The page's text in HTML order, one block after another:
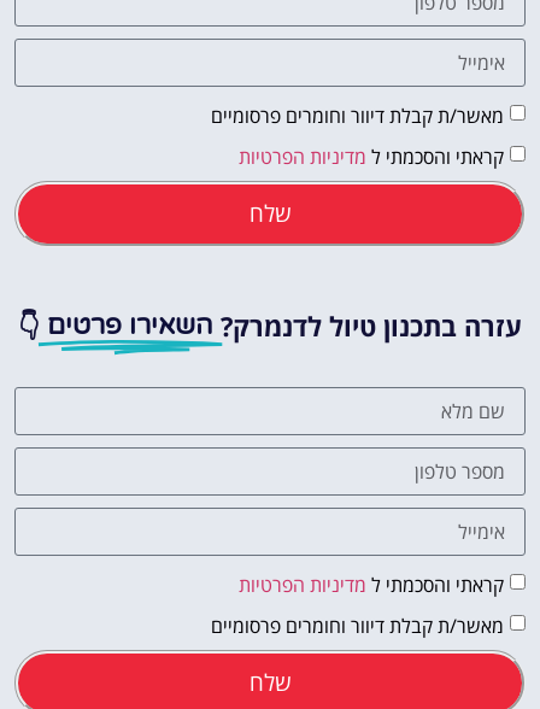
מאשר/ת קבלת דיוור וחומרים פרסומיים
קראתי והסכמתי ל מדיניות הפרטיות
שלח
עזרה בתכנון טיול לדנמרק? השאירו פרטים 👇
קראתי והסכמתי ל מדיניות הפרטיות
מאשר/ת קבלת דיוור וחומרים פרסומיים
שלח